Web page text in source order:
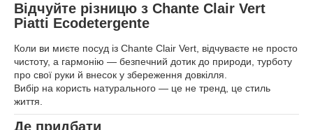
Відчуйте різницю з Chante Clair Vert
Piatti Ecodetergente
Коли ви миєте посуд із Chante Clair Vert, відчуваєте не просто
чистоту, а гармонію — безпечний дотик до природи, турботу
про свої руки й внесок у збереження довкілля.
Вибір на користь натурального — це не тренд, це стиль
життя.
Де придбати